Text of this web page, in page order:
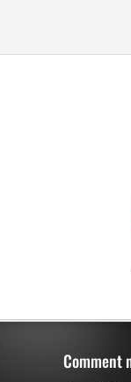
Comment